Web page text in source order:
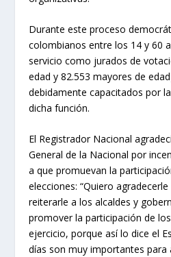
Durante este proceso
colombianos entre los 14 y 60
servicio como jurados de
edad y 82.553 mayores de
debidamente capacitados por
dicha función.
El Registrador Nacional
General de la Nacional por
a que promuevan la
elecciones: “Quiero
reiterarle a los alcaldes y
promover la participación de
ejercicio, porque así lo dice el
días son muy importantes para